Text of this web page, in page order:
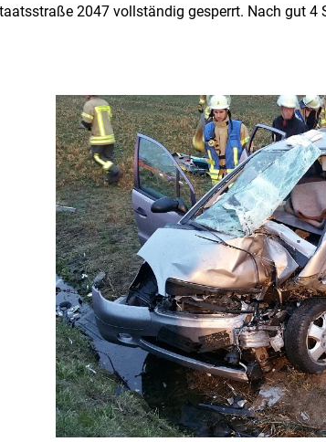
2047 vollständig gesperrt. Nach gut